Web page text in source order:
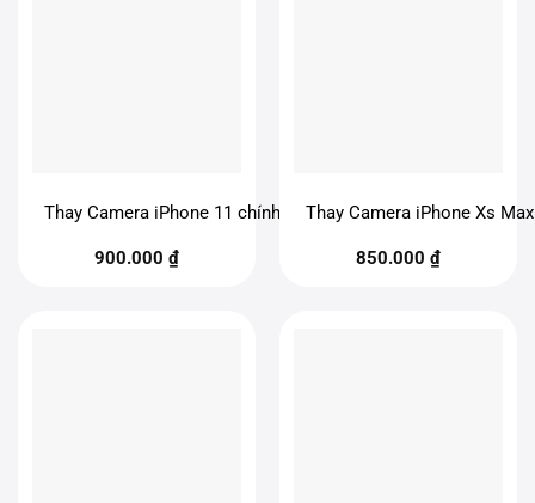
Thay Camera iPhone 11 chính hãng
900.000 ₫
Thay Camera iPhone Xs
850.000 ₫